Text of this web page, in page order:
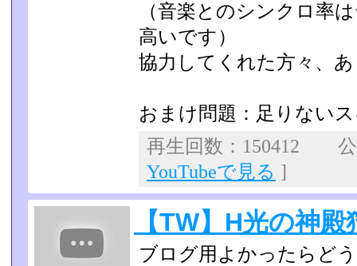
（音楽とのシンクロ率
高いです）
協力してくれた方々、
おまけ問題：足りない
再生回数：150412
YouTubeで見る ]
【TW】H光の神
ブログ用よかったらど